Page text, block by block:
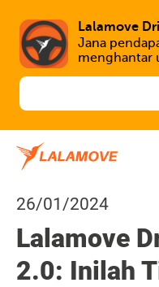
Lalamove
Jana
menghantar
26/01/2024
Lalamove
2.0: Inilah